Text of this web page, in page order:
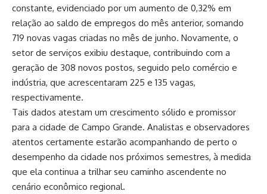
constante, evidenciado por um aumento de 0,32% em
relação ao saldo de empregos do mês anterior, somando
719 novas vagas criadas no mês de junho. Novamente, o
setor de serviços exibiu destaque, contribuindo com a
geração de 308 novos postos, seguido pelo comércio e
indústria, que acrescentaram 225 e 135 vagas,
respectivamente.
Tais dados atestam um crescimento sólido e promissor
para a cidade de Campo Grande. Analistas e observadores
atentos certamente estarão acompanhando de perto o
desempenho da cidade nos próximos semestres, à medida
que ela continua a trilhar seu caminho ascendente no
cenário econômico regional.